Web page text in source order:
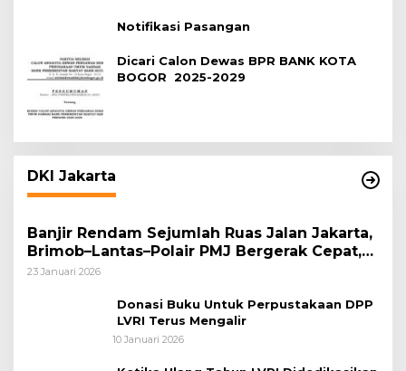
Notifikasi Pasangan
Dicari Calon Dewas BPR BANK KOTA
BOGOR 2025-2029
DKI Jakarta
Banjir Rendam Sejumlah Ruas Jalan Jakarta,
Brimob–Lantas–Polair PMJ Bergerak Cepat,
Polri Siagakan 128.247 Personel Secara
23 Januari 2026
Donasi Buku Untuk Perpustakaan DPP
LVRI Terus Mengalir
10 Januari 2026